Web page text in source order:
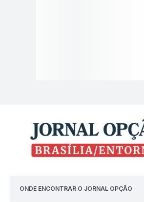
ONDE ENCONTRAR O JORNAL OPÇÃO